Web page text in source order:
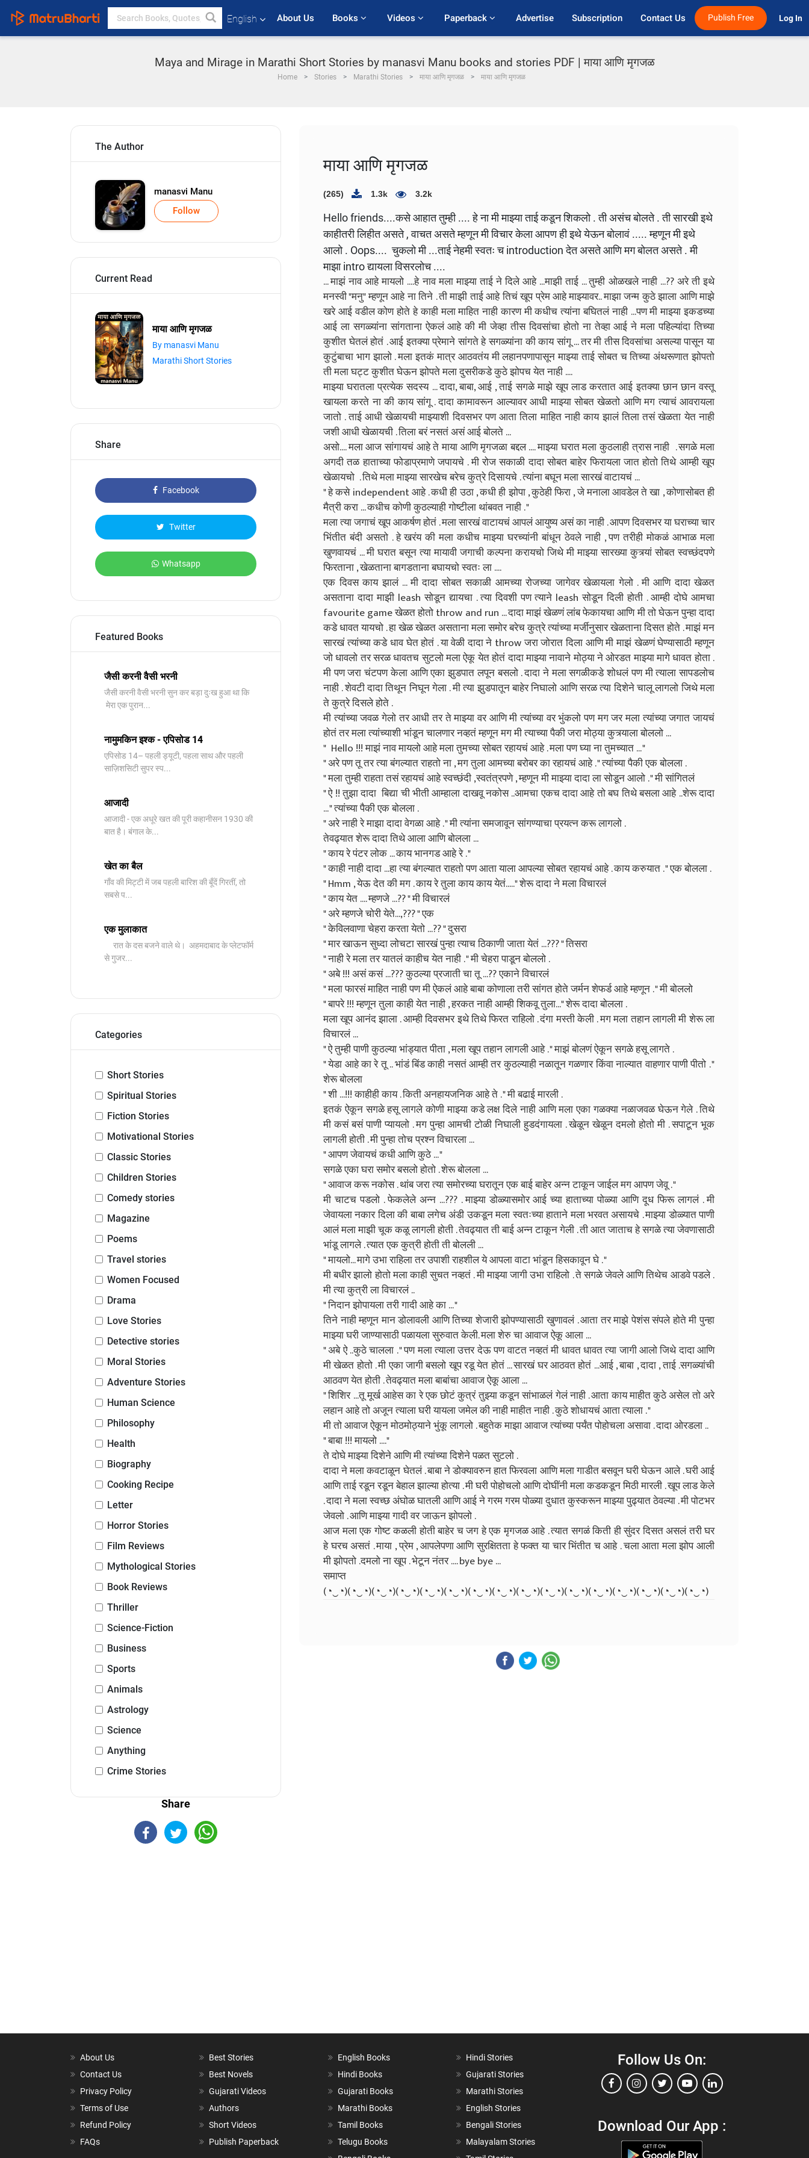
English About Us Books Videos Paperback Advertise Subscription Contact Us Publish Free Log In
Maya and Mirage in Marathi Short Stories by manasvi Manu books and stories PDF | माया आणि मृगजळ
Home Stories Marathi Stories माया आणि मृगजळ माया आणि मृगजळ
The Author
manasvi Manu
Follow
Current Read
माया आणि मृगजळ
By manasvi Manu
Marathi Short Stories
Share
Facebook
Twitter
Whatsapp
Featured Books
जैसी करनी वैसी भरनी
जैसी करनी वैसी भरनी सुन कर बड़ा दुःख हुआ था कि
मेरा एक पुरान...
नामुमकिन इश्क - एपिसोड 14
एपिसोड 14– पहली ड्यूटी, पहला साथ और पहली
साज़िशसिटी सुपर स्प...
आजादी
आजादी - एक अधूरे खत की पूरी कहानीसन 1930 की
बात है। बंगाल के...
खेत का बैल
गाँव की मिट्टी में जब पहली बारिश की बूँदें गिरतीं, तो
सबसे प...
एक मुलाकात
रात के दस बजने वाले थे। अहमदाबाद के प्लेटफॉर्म
से गुजर...
Categories
Short Stories
Spiritual Stories
Fiction Stories
Motivational Stories
Classic Stories
Children Stories
Comedy stories
Magazine
Poems
Travel stories
Women Focused
Drama
Love Stories
Detective stories
Moral Stories
Adventure Stories
Human Science
Philosophy
Health
Biography
Cooking Recipe
Letter
Horror Stories
Film Reviews
Mythological Stories
Book Reviews
Thriller
Science-Fiction
Business
Sports
Animals
Astrology
Science
Anything
Crime Stories
Share
माया आणि मृगजळ
(265) 1.3k 3.2k
Hello friends....कसे आहात तुम्ही .... हे ना मी माझ्या ताई कडून शिकलो . ती असंच बोलते . ती सारखी इथे
काहीतरी लिहीत असते , वाचत असते म्हणून मी विचार केला आपण ही इथे येऊन बोलावं ..... म्हणून मी इथे
आलो . Oops.... चुकलो मी ...ताई नेहमी स्वतः च introduction देत असते आणि मग बोलत असते . मी
माझा intro द्यायला विसरलोच ....
... माझं नाव आहे मायलो ....हे नाव मला माझ्या ताई ने दिले आहे ...माझी ताई ... तुम्ही ओळखले नाही ...?? अरे ती इथे
मनस्वी "मनु" म्हणून आहे ना तिने . ती माझी ताई आहे तिचं खूप प्रेम आहे माझ्यावर.. माझा जन्म कुठे झाला आणि माझे
खरे आई वडील कोण होते हे काही मला माहित नाही कारण मी कधीच त्यांना बघितलं नाही ...पण मी माझ्या इकडच्या
आई ला सगळ्यांना सांगताना ऐकलं आहे की मी जेव्हा तीस दिवसांचा होतो ना तेव्हा आई ने मला पहिल्यांदा तिच्या
कुशीत घेतलं होतं . आई इतक्या प्रेमाने सांगते हे सगळ्यांना की काय सांगू ... तर मी तीस दिवसांचा असल्या पासून या
कुटुंबाचा भाग झालो . मला इतकं मात्र आठवतंय मी लहानपणापासून माझ्या ताई सोबत च तिच्या अंथरूणात झोपतो
ती मला घट्ट कुशीत घेऊन झोपते मला दुसरीकडे कुठे झोपच येत नाही ....
माझ्या घरातला प्रत्येक सदस्य ... दादा, बाबा, आई , ताई सगळे माझे खूप लाड करतात आई इतक्या छान छान वस्तू
खायला करते ना की काय सांगू . दादा कामावरून आल्यावर आधी माझ्या सोबत खेळतो आणि मग त्याचं आवरायला
जातो . ताई आधी खेळायची माझ्याशी दिवसभर पण आता तिला माहित नाही काय झालं तिला तसं खेळता येत नाही
जशी आधी खेळायची . तिला बरं नसतं असं आई बोलते ...
असो.... मला आज सांगायचं आहे ते माया आणि मृगजळा बद्दल .... माझ्या घरात मला कुठलाही त्रास नाही . सगळे मला
अगदी तळ हाताच्या फोडाप्रमाणे जपायचे . मी रोज सकाळी दादा सोबत बाहेर फिरायला जात होतो तिथे आम्ही खूप
खेळायचो . तिथे मला माझ्या सारखेच बरेच कुत्रे दिसायचे . त्यांना बघून मला सारखं वाटायचं ...
" हे कसे independent आहे . कधी ही उठा , कधी ही झोपा , कुठेही फिरा , जे मनाला आवडेल ते खा , कोणासोबत ही
मैत्री करा ... कधीच कोणी कुठल्याही गोष्टीला थांबवत नाही . "
मला त्या जगाचं खूप आकर्षण होतं . मला सारखं वाटायचं आपलं आयुष्य असं का नाही . आपण दिवसभर या घराच्या चार
भिंतीत बंदी असतो . हे खरंय की मला कधीच माझ्या घरच्यांनी बांधून ठेवले नाही , पण तरीही मोकळं आभाळ मला
खुणवायचं ... मी घरात बसून त्या मायावी जगाची कल्पना करायचो जिथे मी माझ्या सारख्या कुत्र्यां सोबत स्वच्छंदपणे
फिरताना , खेळताना बागडताना बघायचो स्वतः ला ....
एक दिवस काय झालं ... मी दादा सोबत सकाळी आमच्या रोजच्या जागेवर खेळायला गेलो . मी आणि दादा खेळत
असताना दादा माझी leash सोडून द्यायचा . त्या दिवशी पण त्याने leash सोडून दिली होती . आम्ही दोघे आमचा
favourite game खेळत होतो throw and run ... दादा माझं खेळणं लांब फेकायचा आणि मी तो घेऊन पुन्हा दादा
कडे धावत यायचो . हा खेळ खेळत असताना मला समोर बरेच कुत्रे त्यांच्या मर्जीनुसार खेळताना दिसत होते . माझं मन
सारखं त्यांच्या कडे धाव घेत होतं . या वेळी दादा ने throw जरा जोरात दिला आणि मी माझं खेळणं घेण्यासाठी म्हणून
जो धावलो तर सरळ धावतच सुटलो मला ऐकू येत होतं दादा माझ्या नावाने मोठ्या ने ओरडत माझ्या मागे धावत होता .
मी पण जरा चंटपण केला आणि एका झुडपात लपून बसलो . दादा ने मला सगळीकडे शोधलं पण मी त्याला सापडलोच
नाही . शेवटी दादा तिथून निघून गेला . मी त्या झुडपातून बाहेर निघालो आणि सरळ त्या दिशेने चालू लागलो जिथे मला
ते कुत्रे दिसले होते .
मी त्यांच्या जवळ गेलो तर आधी तर ते माझ्या वर आणि मी त्यांच्या वर भुंकलो पण मग जर मला त्यांच्या जगात जायचं
होतं तर मला त्यांच्याशी भांडून चालणार नव्हतं म्हणून मग मी त्याच्या पैकी जरा मोठ्या कुत्र्याला बोललो ...
" Hello !!! माझं नाव मायलो आहे मला तुमच्या सोबत रहायचं आहे . मला पण घ्या ना तुमच्यात ... "
" अरे पण तू तर त्या बंगल्यात राहतो ना , मग तुला आमच्या बरोबर का रहायचं आहे . " त्यांच्या पैकी एक बोलला .
" मला तुम्ही राहता तसं रहायचं आहे स्वच्छंदी ,स्वतंत्रपणे , म्हणून मी माझ्या दादा ला सोडून आलो . " मी सांगितलं
" ऐ !! तुझा दादा बिद्या ची भीती आम्हाला दाखवू नकोस ..आमचा एकच दादा आहे तो बघ तिथे बसला आहे ..शेरू दादा
... " त्यांच्या पैकी एक बोलला .
" अरे नाही रे माझा दादा वेगळा आहे . " मी त्यांना समजावून सांगण्याचा प्रयत्न करू लागलो .
तेवढ्यात शेरू दादा तिथे आला आणि बोलला ...
" काय रे पंटर लोक ... काय भानगड आहे रे . "
" काही नाही दादा ...हा त्या बंगल्यात राहतो पण आता याला आपल्या सोबत रहायचं आहे . काय करुयात . " एक बोलला .
" Hmm , येऊ देत की मग . काय रे तुला काय काय येतं....." शेरू दादा ने मला विचारलं
" काय येत .... म्हणजे ...?? " मी विचारलं
" अरे म्हणजे चोरी येते...,??? " एक
" केविलवाणा चेहरा करता येतो ...?? " दुसरा
" मार खाऊन सुध्दा लोचटा सारखं पुन्हा त्याच ठिकाणी जाता येतं ...??? " तिसरा
" नाही रे मला तर यातलं काहीच येत नाही . " मी चेहरा पाडून बोललो .
" अबे !!! असं कसं ...??? कुठल्या प्रजाती चा तू ...?? एकाने विचारलं
" मला फारसं माहित नाही पण मी ऐकलं आहे बाबा कोणाला तरी सांगत होते जर्मन शेफर्ड आहे म्हणून . " मी बोललो
" बापरे !!! म्हणून तुला काही येत नाही , हरकत नाही आम्ही शिकवू तुला..." शेरू दादा बोलला .
मला खूप आनंद झाला . आम्ही दिवसभर इथे तिथे फिरत राहिलो . दंगा मस्ती केली . मग मला तहान लागली मी शेरू ला
विचारलं ...
" ऐ तुम्ही पाणी कुठल्या भांड्यात पीता , मला खूप तहान लागली आहे . " माझं बोलणं ऐकून सगळे हसू लागते .
" येडा आहे का रे तू .. भांडं बिंड काही नसतं आम्ही तर कुठल्याही नळातून गळणार किंवा नाल्यात वाहणार पाणी पीतो . "
शेरू बोलला
" शी ...!!! काहीही काय . किती अनहायजनिक आहे ते . " मी बढाई मारली .
इतकं ऐकून सगळे हसू लागले कोणी माझ्या कडे लक्ष दिले नाही आणि मला एका गळक्या नळाजवळ घेऊन गेले . तिथे
मी कसं बसं पाणी प्यायलो . मग पुन्हा आमची टोळी निघाली हुडदंगायला . खेळून खेळून दमलो होतो मी . सपाटून भूक
लागली होती . मी पुन्हा तोच प्रश्न विचारला ...
" आपण जेवायचं कधी आणि कुठे ... "
सगळे एका घरा समोर बसलो होतो . शेरू बोलला ...
" आवाज करू नकोस . थांब जरा त्या समोरच्या घरातून एक बाई बाहेर अन्न टाकून जाईल मग आपण जेवू . "
मी चाटच पडलो . फेकलेले अन्न ...??? . माझ्या डोळ्यासमोर आई च्या हाताच्या पोळ्या आणि दूध फिरू लागलं . मी
जेवायला नकार दिला की बाबा लगेच अंडी उकडून मला स्वतःच्या हाताने मला भरवत असायचे . माझ्या डोळ्यात पाणी
आलं मला माझी चूक कळू लागली होती . तेवढ्यात ती बाई अन्न टाकून गेली . ती आत जाताच हे सगळे त्या जेवणासाठी
भांडू लागले . त्यात एक कुत्री होती ती बोलली ...
" मायलो... मागे उभा राहिला तर उपाशी राहशील ये आपला वाटा भांडून हिसकावून घे . "
मी बधीर झालो होतो मला काही सुचत नव्हतं . मी माझ्या जागी उभा राहिलो . ते सगळे जेवले आणि तिथेच आडवे पडले .
मी त्या कुत्री ला विचारलं ..
" निदान झोपायला तरी गादी आहे का ... "
तिने नाही म्हणून मान डोलावली आणि तिच्या शेजारी झोपण्यासाठी खुणावलं . आता तर माझे पेशंस संपले होते मी पुन्हा
माझ्या घरी जाण्यासाठी पळायला सुरुवात केली. मला शेरु चा आवाज ऐकू आला ...
" अबे ऐ ..कुठे चालला . " पण मला त्याला उत्तर देऊ पण वाटत नव्हतं मी धावत धावत त्या जागी आलो जिथे दादा आणि
मी खेळत होतो . मी एका जागी बसलो खूप रडू येत होतं ... सारखं घर आठवत होतं ...आई , बाबा , दादा , ताई .सगळ्यांची
आठवण येत होती . तेवढ्यात मला बाबांचा आवाज ऐकू आला ...
" शिशिर ...तू मूर्ख आहेस का रे एक छोटं कुत्रं तुझ्या कडून सांभाळलं गेलं नाही . आता काय माहीत कुठे असेल तो अरे
लहान आहे तो अजून त्याला घरी यायला जमेल की नाही माहीत नाही . कुठे शोधायचं आता त्याला . "
मी तो आवाज ऐकून मोठमोठ्याने भुंकू लागलो . बहुतेक माझा आवाज त्यांच्या पर्यंत पोहोचला असावा . दादा ओरडला ..
" बाबा !!! मायलो ...."
ते दोघे माझ्या दिशेने आणि मी त्यांच्या दिशेने पळत सुटलो .
दादा ने मला कवटाळून घेतलं . बाबा ने डोक्यावरुन हात फिरवला आणि मला गाडीत बसवून घरी घेऊन आले . घरी आई
आणि ताई रडून रडून बेहाल झाल्या होत्या . मी घरी पोहोचलो आणि दोघींनी मला कडकडून मिठी मारली . खूप लाड केले
. दादा ने मला स्वच्छ अंघोळ घातली आणि आई ने गरम गरम पोळ्या दुधात कुस्करून माझ्या पुढ्यात ठेवल्या . मी पोटभर
जेवलो . आणि माझ्या गादी वर जाऊन झोपलो .
आज मला एक गोष्ट कळली होती बाहेर च जग हे एक मृगजळ आहे . त्यात सगळं किती ही सुंदर दिसत असलं तरी घर
हे घरच असतं . माया , प्रेम , आपलेपणा आणि सुरक्षितता हे फक्त या चार भिंतीत च आहे . चला आता मला झोप आली
मी झोपतो .दमलो ना खूप . भेटून नंतर .... bye bye ...
समाप्त
(⁠◔⁠‿⁠◔⁠)(⁠◔⁠‿⁠◔⁠)(⁠◔⁠‿⁠◔⁠)(⁠◔⁠‿⁠◔⁠)(⁠◔⁠‿⁠◔⁠)(⁠◔⁠‿⁠◔⁠)(⁠◔⁠‿⁠◔⁠)(⁠◔⁠‿⁠◔⁠)(⁠◔⁠‿⁠◔⁠)(⁠◔⁠‿⁠◔⁠)(⁠◔⁠‿⁠◔⁠)(⁠◔⁠‿⁠◔⁠)(⁠◔⁠‿⁠◔⁠)(⁠◔⁠‿⁠◔⁠)(⁠◔⁠‿⁠◔⁠)(⁠◔⁠‿⁠◔⁠)
About Us
Contact Us
Privacy Policy
Terms of Use
Refund Policy
FAQs
Best Stories
Best Novels
Gujarati Videos
Authors
Short Videos
Publish Paperback
English Books
Hindi Books
Gujarati Books
Marathi Books
Tamil Books
Telugu Books
Hindi Stories
Gujarati Stories
Marathi Stories
English Stories
Bengali Stories
Malayalam Stories
Follow Us On:
Download Our App :